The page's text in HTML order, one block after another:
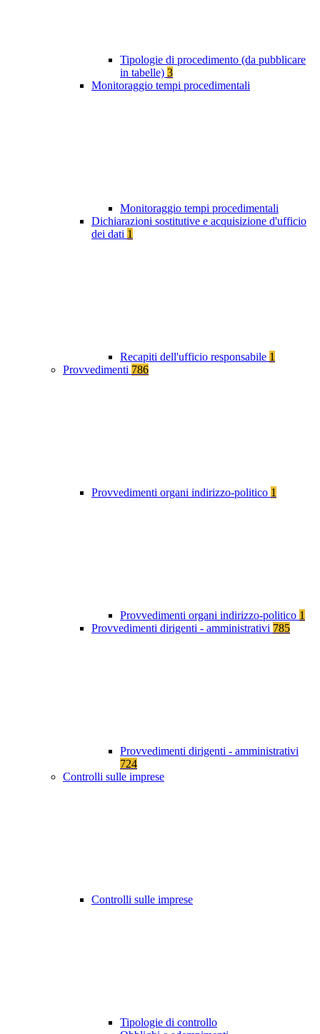
Tipologie di procedimento (da pubblicare
in tabelle) 3
Monitoraggio tempi procedimentali
Monitoraggio tempi procedimentali
Dichiarazioni sostitutive e acquisizione d'ufficio
dei dati 1
Recapiti dell'ufficio responsabile 1
Provvedimenti 786
Provvedimenti organi indirizzo-politico 1
Provvedimenti organi indirizzo-politico 1
Provvedimenti dirigenti - amministrativi 785
Provvedimenti dirigenti - amministrativi
724
Controlli sulle imprese
Controlli sulle imprese
Tipologie di controllo